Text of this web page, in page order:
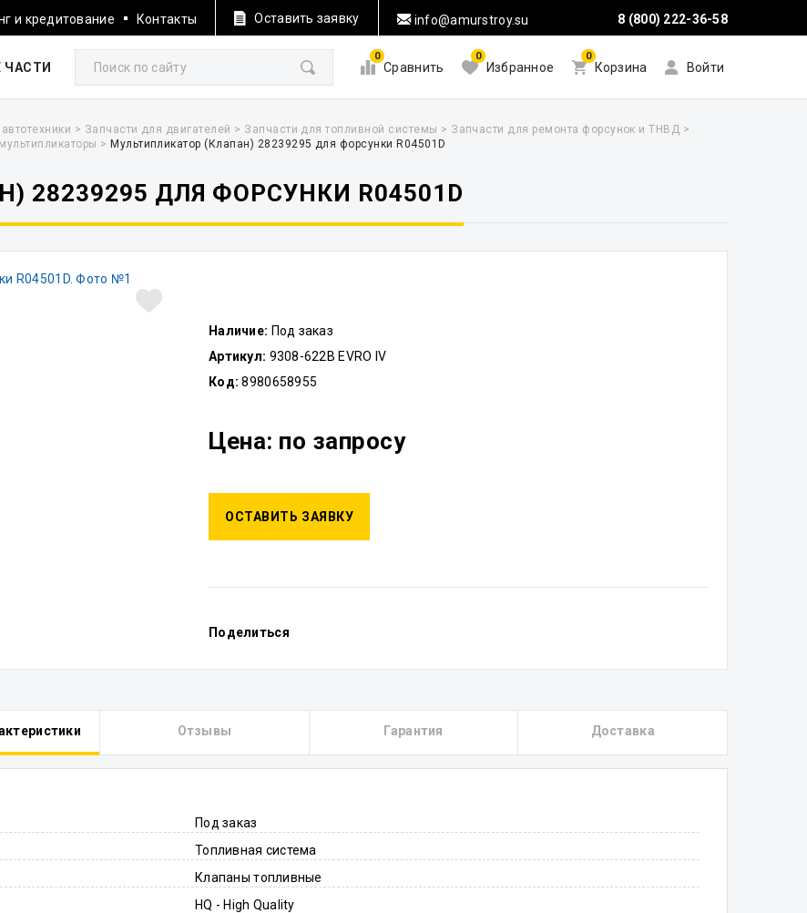
и кредитование Контакты Оставить заявку info@amurstroy.su 8 (800) 222-36-58
ЧАСТИ
0
Сравнить
0
Избранное
0
Корзина Войти
> Запчасти для двигателей > Запчасти для топливной системы > Запчасти для ремонта форсунок и ТНВД >
> Мультипликатор (Клапан) 28239295 для форсунки R04501D
28239295 ДЛЯ ФОРСУНКИ R04501D
Наличие: Под заказ
Артикул: 9308-622B EVRO IV
Код: 8980658955
Цена: по запросу
ОСТАВИТЬ ЗАЯВКУ
Поделиться
Отзывы Гарантия Доставка
Под заказ
Топливная система
Клапаны топливные
HQ - High Quality